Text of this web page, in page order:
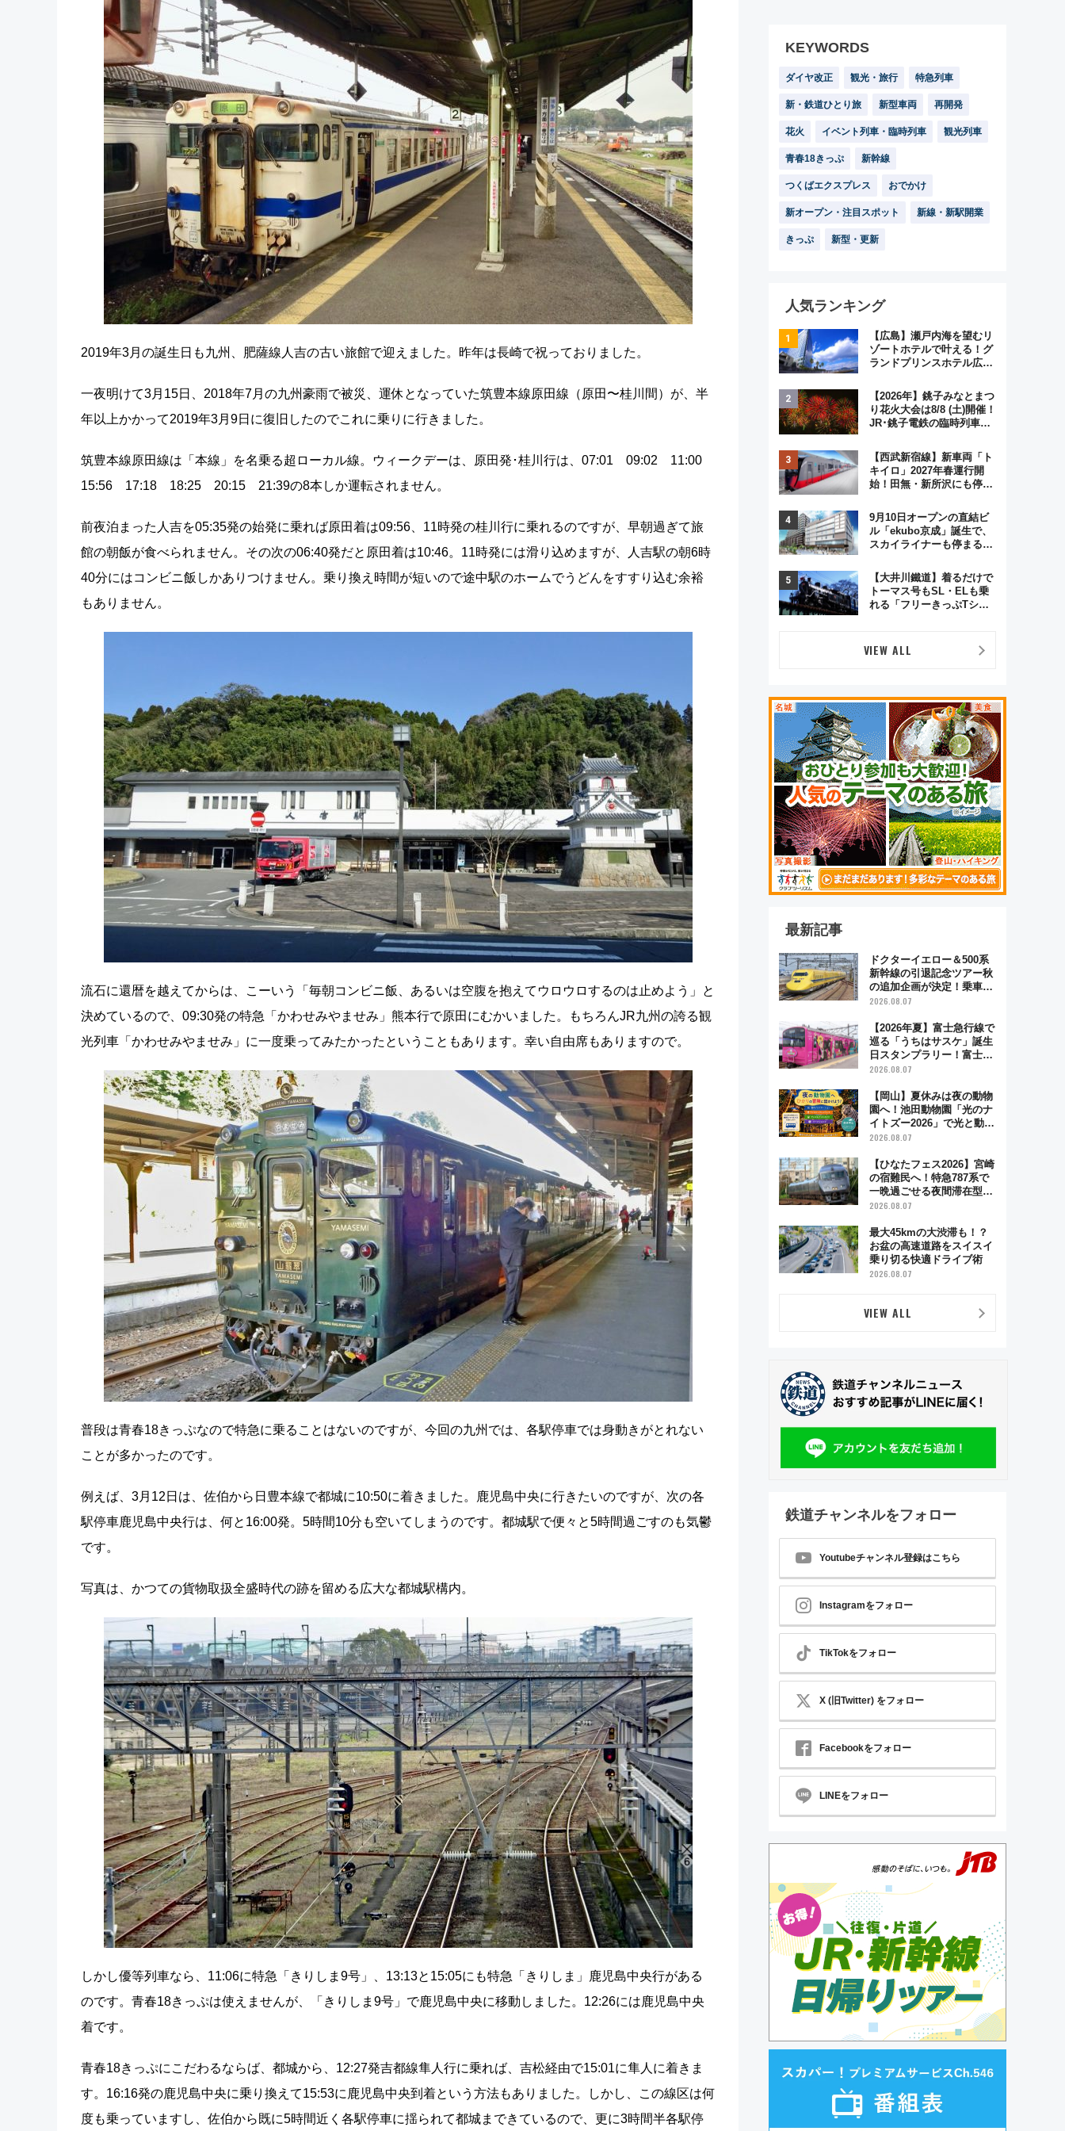
2019年3月の誕生日も九州、肥薩線人吉の古い旅館で迎えました。昨年は長崎で祝っておりました。
一夜明けて3月15日、2018年7月の九州豪雨で被災、運休となっていた筑豊本線原田線（原田〜桂川間）が、半
年以上かかって2019年3月9日に復旧したのでこれに乗りに行きました。
筑豊本線原田線は「本線」を名乗る超ローカル線。ウィークデーは、原田発･桂川行は、07:01 09:02 11:00
15:56 17:18 18:25 20:15 21:39の8本しか運転されません。
前夜泊まった人吉を05:35発の始発に乗れば原田着は09:56、11時発の桂川行に乗れるのですが、早朝過ぎて旅
館の朝飯が食べられません。その次の06:40発だと原田着は10:46。11時発には滑り込めますが、人吉駅の朝6時
40分にはコンビニ飯しかありつけません。乗り換え時間が短いので途中駅のホームでうどんをすすり込む余裕
もありません。
流石に還暦を越えてからは、こーいう「毎朝コンビニ飯、あるいは空腹を抱えてウロウロするのは止めよう」と
決めているので、09:30発の特急「かわせみやませみ」熊本行で原田にむかいました。もちろんJR九州の誇る観
光列車「かわせみやませみ」に一度乗ってみたかったということもあります。幸い自由席もありますので。
普段は青春18きっぷなので特急に乗ることはないのですが、今回の九州では、各駅停車では身動きがとれない
ことが多かったのです。
例えば、3月12日は、佐伯から日豊本線で都城に10:50に着きました。鹿児島中央に行きたいのですが、次の各
駅停車鹿児島中央行は、何と16:00発。5時間10分も空いてしまうのです。都城駅で便々と5時間過ごすのも気鬱
です。
写真は、かつての貨物取扱全盛時代の跡を留める広大な都城駅構内。
しかし優等列車なら、11:06に特急「きりしま9号」、13:13と15:05にも特急「きりしま」鹿児島中央行がある
のです。青春18きっぷは使えませんが、「きりしま9号」で鹿児島中央に移動しました。12:26には鹿児島中央
着です。
青春18きっぷにこだわるならば、都城から、12:27発吉都線隼人行に乗れば、吉松経由で15:01に隼人に着きま
す。16:16発の鹿児島中央に乗り換えて15:53に鹿児島中央到着という方法もありました。しかし、この線区は何
度も乗っていますし、佐伯から既に5時間近く各駅停車に揺られて都城まできているので、更に3時間半各駅停
KEYWORDS
ダイヤ改正 観光・旅行 特急列車
新・鉄道ひとり旅 新型車両 再開発
花火 イベント列車・臨時列車 観光列車
青春18きっぷ 新幹線
つくばエクスプレス おでかけ
新オープン・注目スポット 新線・新駅開業
きっぷ 新型・更新
人気ランキング
【広島】瀬戸内海を望むリ
ゾートホテルで叶える！グ
ランドプリンスホテル広島
ジュアルパーティープラン
【2026年】銚子みなとまつ
り花火大会は8/8 (土)開催！
JR･銚子電鉄の臨時列車や
く8,000発の大迫力＆屋台
を満喫
【西武新宿線】新車両「ト
キイロ」2027年春運行開
始！田無・新所沢にも停
弾」も
9月10日オープンの直結ビ
ル「ekubo京成」誕生で、
スカイライナーも停まる巨
変わる？ 全テナント情報も
公開！
【大井川鐵道】着るだけで
トーマス号もSL・ELも乗
れる「フリーきっぷTシャ
VIEW ALL
最新記事
ドクターイエロー＆500系
新幹線の引退記念ツアー秋
の追加企画が決定！乗車体
験やグッズ・ホテル情報ま
2026.08.07
【2026年夏】富士急行線で
巡る「うちはサスケ」誕生
日スタンプラリー！富士急
ハイランド限定グルメ＆グ
2026.08.07
【岡山】夏休みは夜の動物
園へ！池田動物園「光のナ
イトズー2026」で光と動物
が彩る特別な夜
2026.08.07
【ひなたフェス2026】宮崎
の宿難民へ！特急787系で
一晩過ごせる夜間滞在型イ
ベント「スワローおひさ
2026.08.07
最大45kmの大渋滞も！？
お盆の高速道路をスイスイ
乗り切る快適ドライブ術
2026.08.07
VIEW ALL
鉄道チャンネルをフォロー
Youtubeチャンネル登録はこちら
Instagramをフォロー
TikTokをフォロー
X (旧Twitter) をフォロー
Facebookをフォロー
LINEをフォロー